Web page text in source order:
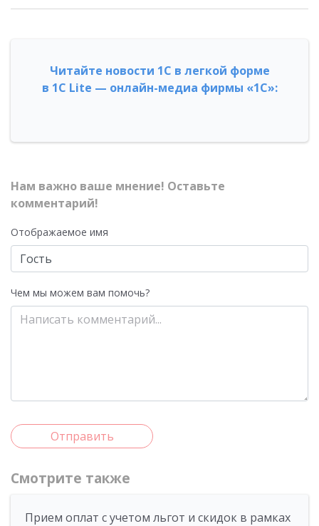
Читайте новости 1С в легкой форме
в 1С Lite — онлайн-медиа фирмы «1С»:
Нам важно ваше мнение! Оставьте
комментарий!
Отображаемое имя
Чем мы можем вам помочь?
Отправить
Смотрите также
Прием оплат с учетом льгот и скидок в рамках